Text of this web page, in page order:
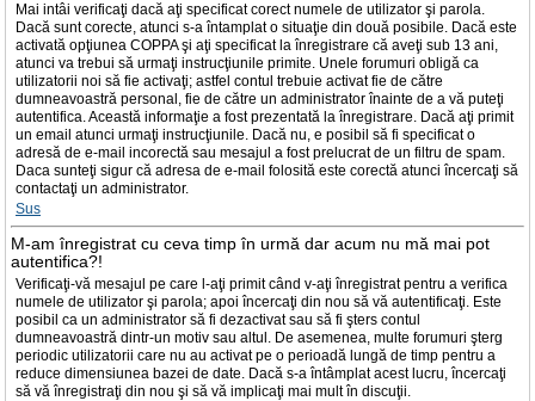
Mai intâi verificaţi dacă aţi specificat corect numele de utilizator şi parola.
Dacă sunt corecte, atunci s-a întamplat o situaţie din două posibile. Dacă este
activată opţiunea COPPA şi aţi specificat la înregistrare că aveţi sub 13 ani,
atunci va trebui să urmaţi instrucţiunile primite. Unele forumuri obligă ca
utilizatorii noi să fie activaţi; astfel contul trebuie activat fie de către
dumneavoastră personal, fie de către un administrator înainte de a vă puteţi
autentifica. Această informaţie a fost prezentată la înregistrare. Dacă aţi primit
un email atunci urmaţi instrucţiunile. Dacă nu, e posibil să fi specificat o
adresă de e-mail incorectă sau mesajul a fost prelucrat de un filtru de spam.
Daca sunteţi sigur că adresa de e-mail folosită este corectă atunci încercaţi să
contactaţi un administrator.
Sus
M-am înregistrat cu ceva timp în urmă dar acum nu mă mai pot
autentifica?!
Verificaţi-vă mesajul pe care l-aţi primit când v-aţi înregistrat pentru a verifica
numele de utilizator şi parola; apoi încercaţi din nou să vă autentificaţi. Este
posibil ca un administrator să fi dezactivat sau să fi şters contul
dumneavoastră dintr-un motiv sau altul. De asemenea, multe forumuri şterg
periodic utilizatorii care nu au activat pe o perioadă lungă de timp pentru a
reduce dimensiunea bazei de date. Dacă s-a întâmplat acest lucru, încercaţi
să vă înregistraţi din nou şi să vă implicaţi mai mult în discuţii.